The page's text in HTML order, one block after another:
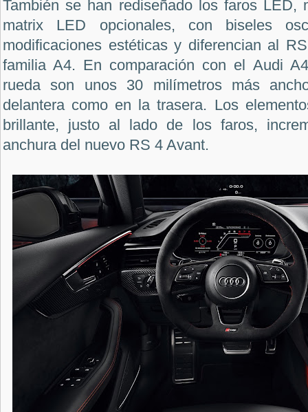
También se han rediseñado los faros LED,
matrix LED opcionales, con biseles
modificaciones estéticas y diferencian al
familia A4. En comparación con el Audi
rueda son unos 30 milímetros más
delantera como en la trasera. Los
brillante, justo al lado de los faros,
anchura del nuevo RS 4 Avant.